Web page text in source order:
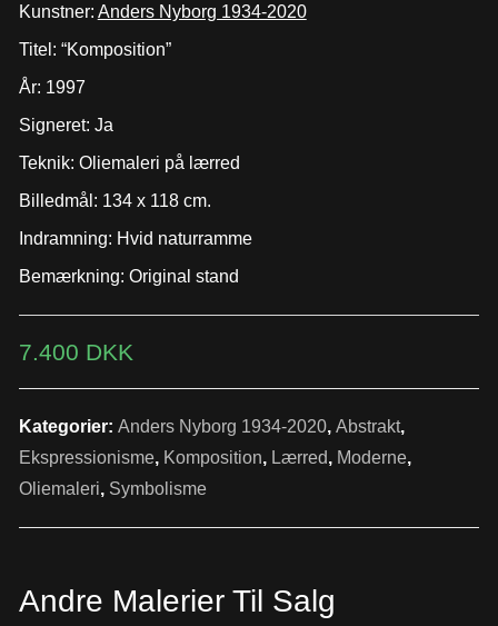
Kunstner: Anders Nyborg 1934-2020
Titel: “Komposition”
År: 1997
Signeret: Ja
Teknik: Oliemaleri på lærred
Billedmål: 134 x 118 cm.
Indramning: Hvid naturramme
Bemærkning: Original stand
7.400 DKK
Kategorier: Anders Nyborg 1934-2020, Abstrakt,
Ekspressionisme, Komposition, Lærred, Moderne,
Oliemaleri, Symbolisme
Andre Malerier Til Salg